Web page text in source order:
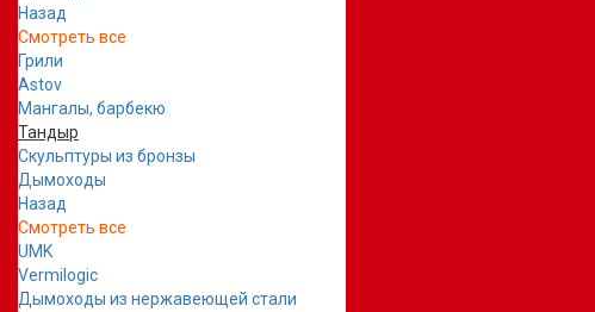
Назад
Смотреть все
Грили
Astov
Мангалы, барбекю
Тандыр
Скульптуры из бронзы
Дымоходы
Назад
Смотреть все
UMK
Vermilogic
Дымоходы из нержавеющей стали